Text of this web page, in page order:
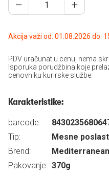
Akcija važi od: 01.08.2026 do:
PDV uračunat u cenu, nema
Isporuka porudžbina koje
cenovniku kurirske službe.
Karakteristike:
barcode:
Tip:
Mesne
Brend:
Pakovanje: 370g